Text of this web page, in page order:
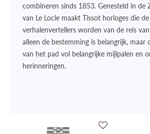
combineren sinds 1853. Genesteld in de
van Le Locle maakt Tissot horloges die de
verhalenvertellers worden van de reis
alleen de bestemming is belangrijk, maar
van het pad vol belangrijke mijlpalen en
herinneringen.